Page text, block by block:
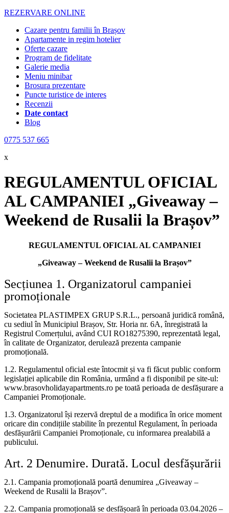
REZERVARE ONLINE
Cazare pentru familii în Brașov
Apartamente in regim hotelier
Oferte cazare
Program de fidelitate
Galerie media
Meniu minibar
Brosura prezentare
Puncte turistice de interes
Recenzii
Date contact
Blog
0775 537 665
x
REGULAMENTUL OFICIAL
AL CAMPANIEI „Giveaway –
Weekend de Rusalii la Brașov”
REGULAMENTUL OFICIAL AL CAMPANIEI
„Giveaway – Weekend de Rusalii la Brașov”
Secțiunea 1. Organizatorul campaniei
promoționale
Societatea PLASTIMPEX GRUP S.R.L., persoană juridică română,
cu sediul în Municipiul Brașov, Str. Horia nr. 6A, înregistrată la
Registrul Comerțului, având CUI RO18275390, reprezentată legal,
în calitate de Organizator, derulează prezenta campanie
promoțională.
1.2. Regulamentul oficial este întocmit și va fi făcut public conform
legislației aplicabile din România, urmând a fi disponibil pe site-ul:
www.brasovholidayapartments.ro pe toată perioada de desfășurare a
Campaniei Promoționale.
1.3. Organizatorul își rezervă dreptul de a modifica în orice moment
oricare din condițiile stabilite în prezentul Regulament, în perioada
desfășurării Campaniei Promoționale, cu informarea prealabilă a
publicului.
Art. 2 Denumire. Durată. Locul desfășurării
2.1. Campania promoțională poartă denumirea „Giveaway –
Weekend de Rusalii la Brașov”.
2.2. Campania promoțională se desfășoară în perioada 03.04.2026 –
AI Brașov Holiday Apartments
Online
B
Bună ziua! 👋 Sunt asistentul virtual Brașov
Holiday Apartments. Cum vă pot ajuta astăzi?